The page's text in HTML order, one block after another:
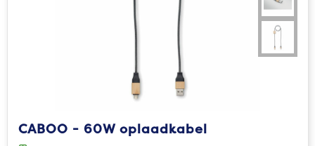
CABOO - 60W oplaadkabel